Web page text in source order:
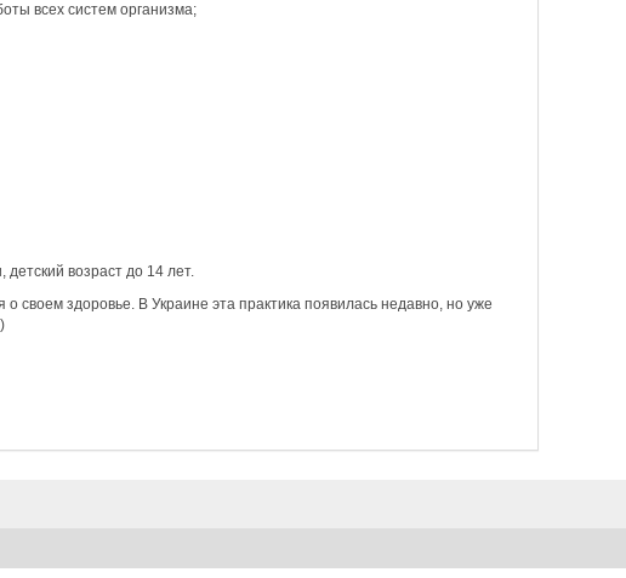
всех систем организма;
возраст до 14 лет.
своем здоровье. В Украине эта практика появилась недавно, но уже
)